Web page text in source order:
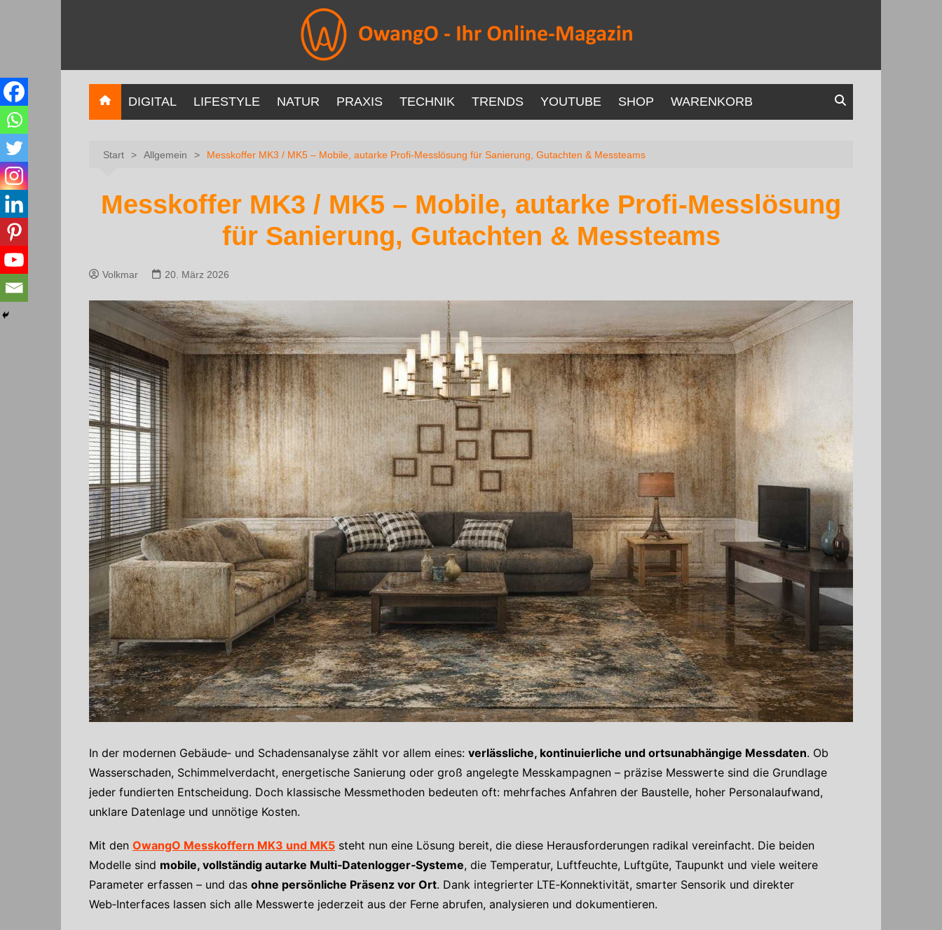
DIGITAL LIFESTYLE NATUR PRAXIS TECHNIK TRENDS YOUTUBE SHOP WARENKORB
Start Allgemein Messkoffer MK3 / MK5 – Mobile, autarke Profi‑Messlösung für Sanierung, Gutachten & Messteams
Messkoffer MK3 / MK5 – Mobile, autarke Profi‑Messlösung
für Sanierung, Gutachten & Messteams
Volkmar 20. März 2026
In der modernen Gebäude‑ und Schadensanalyse zählt vor allem eines: verlässliche, kontinuierliche und ortsunabhängige Messdaten. Ob
Wasserschaden, Schimmelverdacht, energetische Sanierung oder groß angelegte Messkampagnen – präzise Messwerte sind die Grundlage
jeder fundierten Entscheidung. Doch klassische Messmethoden bedeuten oft: mehrfaches Anfahren der Baustelle, hoher Personalaufwand,
unklare Datenlage und unnötige Kosten.
Mit den OwangO Messkoffern MK3 und MK5 steht nun eine Lösung bereit, die diese Herausforderungen radikal vereinfacht. Die beiden
Modelle sind mobile, vollständig autarke Multi‑Datenlogger‑Systeme, die Temperatur, Luftfeuchte, Luftgüte, Taupunkt und viele weitere
Parameter erfassen – und das ohne persönliche Präsenz vor Ort. Dank integrierter LTE‑Konnektivität, smarter Sensorik und direkter
Web‑Interfaces lassen sich alle Messwerte jederzeit aus der Ferne abrufen, analysieren und dokumentieren.